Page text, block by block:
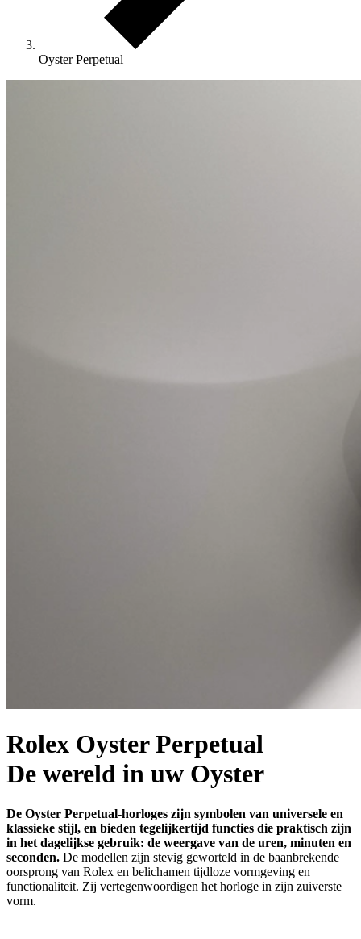
Oyster Perpetual
Rolex Oyster Perpetual
De wereld in uw Oyster
De Oyster Perpetual-horloges zijn symbolen van universele en
klassieke stijl, en bieden tegelijkertijd functies die praktisch zijn
in het dagelijkse gebruik: de weergave van de uren, minuten en
seconden. De modellen zijn stevig geworteld in de baanbrekende
oorsprong van Rolex en belichamen tijdloze vormgeving en
functionaliteit. Zij vertegen­woordigen het horloge in zijn zuiverste
vorm.